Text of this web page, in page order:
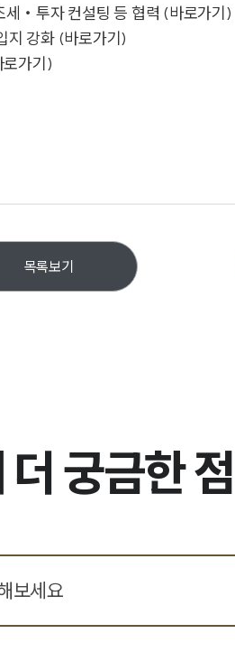
‧투자 컨설팅 등 협력 (바로가기)
강화 (바로가기)
가기)
목록보기
궁금한